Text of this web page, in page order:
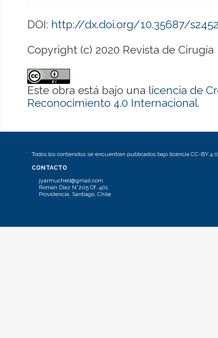
DOI: http://dx.doi.org/10.35687/
Copyright (c) 2020 Revista de Cirugía
Este obra está bajo una licencia de
Reconocimiento 4.0 Internacional.
Todos los contenidos se encuentran publicados bajo licencia CC-BY 4.0
CONTACTO
jyarmuched@gmail.com
Román Díaz N°205 Of. 401.
Providencia, Santiago, Chile